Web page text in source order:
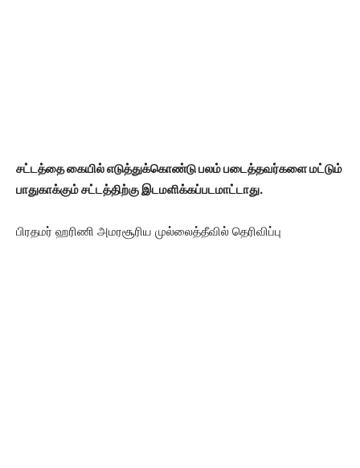
சட்டத்தை கையில் எடுத்துக்கொண்டு பலம் படைத்தவர்களை மட்டும்
பாதுகாக்கும் சட்டத்திற்கு இடமளிக்கப்படமாட்டாது.
பிரதமர் ஹரிணி அமரசூரிய முல்லைத்தீவில் தெரிவிப்பு